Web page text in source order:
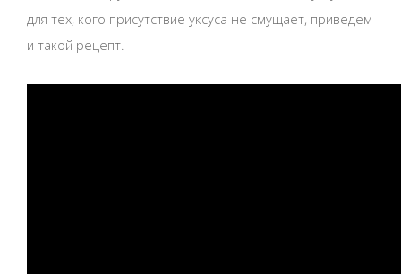
для тех, кого присутствие уксуса не смущает, приведем
и такой рецепт.